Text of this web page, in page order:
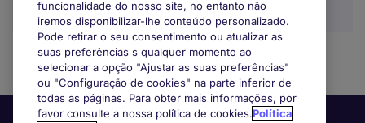
funcionalidade do nosso site, no entanto não
iremos disponibilizar-lhe conteúdo personalizado.
Pode retirar o seu consentimento ou atualizar as
suas preferências s qualquer momento ao
selecionar a opção "Ajustar as suas preferências"
ou "Configuração de cookies" na parte inferior de
todas as páginas. Para obter mais informações, por
favor consulte a nossa política de cookies.Política